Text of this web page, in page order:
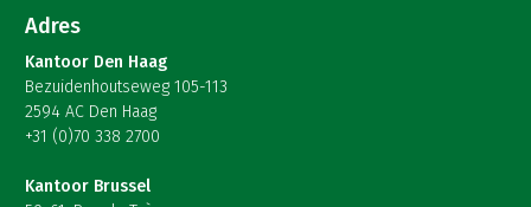
Adres
Kantoor Den Haag
Bezuidenhoutseweg 105-113
2594 AC Den Haag
+31 (0)70 338 2700
Kantoor Brussel